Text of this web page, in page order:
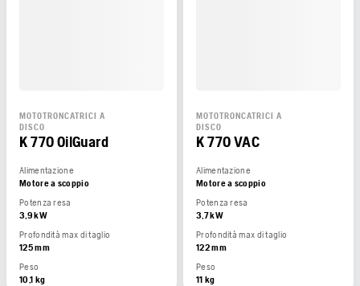
MOTOTRONCATRICI A
DISCO
K 770 OilGuard
Alimentazione
Motore a scoppio
Potenza resa
3,9 kW
Profondità max di taglio
125 mm
Peso
10,1 kg
MOTOTRONCATRICI A
DISCO
K 770 VAC
Alimentazione
Motore a scoppio
Potenza resa
3,7 kW
Profondità max di taglio
122 mm
Peso
11 kg